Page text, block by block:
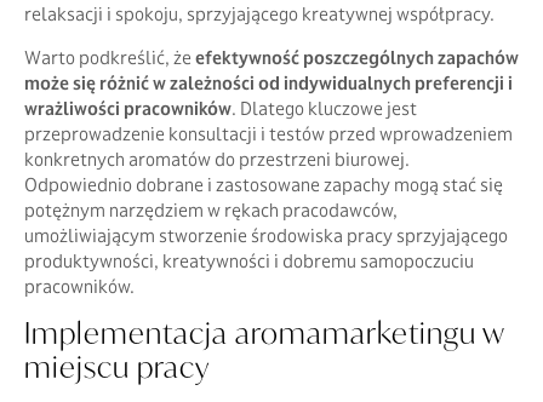
relaksacji i spokoju, sprzyjającego kreatywnej współpracy.
Warto podkreślić, że efektywność poszczególnych zapachów
może się różnić w zależności od indywidualnych preferencji i
wrażliwości pracowników. Dlatego kluczowe jest
przeprowadzenie konsultacji i testów przed wprowadzeniem
konkretnych aromatów do przestrzeni biurowej.
Odpowiednio dobrane i zastosowane zapachy mogą stać się
potężnym narzędziem w rękach pracodawców,
umożliwiającym stworzenie środowiska pracy sprzyjającego
produktywności, kreatywności i dobremu samopoczuciu
pracowników.
Implementacja aromamarketingu w
miejscu pracy